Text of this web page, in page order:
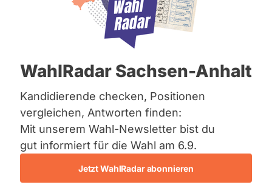
Bremen
Hamburg
Mecklenburg-Vorpommern
Nordrhein-Westfalen
Saarland
Sachsen
Sachsen-Anhalt
Sachsen-Anhalt
Schleswig-Holstein
Thüringen
Archiv
WahlRadar Sachsen-Anhalt
Kandidierende checken, Positionen
vergleichen, Antworten finden:
Mit unserem Wahl-Newsletter bist du
gut informiert für die Wahl am 6.9.
Jetzt WahlRadar abonnieren
Partei
- Alle -
9 - Unstrut-Hainich-Kreis II
Wahlliste
- Alle -
9 - Unstrut-Hainich-Kreis II
Stefan Möller
AfD
Angetreten für: AfD
Wahlkreis: 9 - Unstrut-Hainich-Kreis II